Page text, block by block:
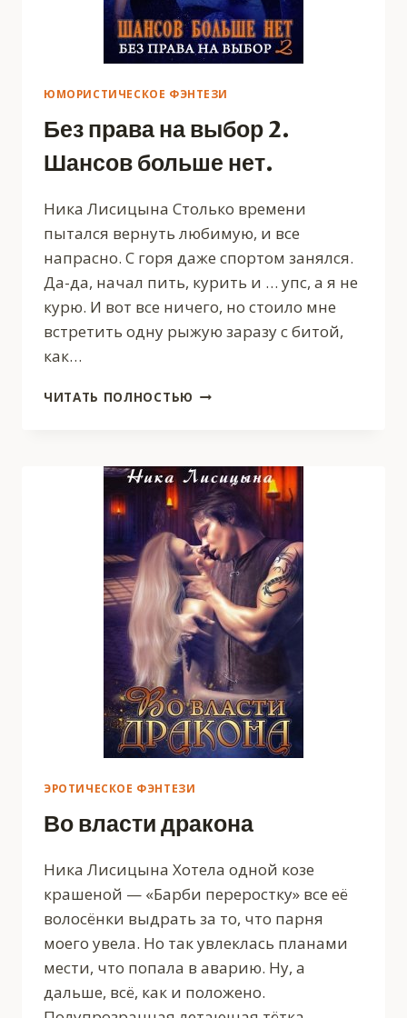
ЮМОРИСТИЧЕСКОЕ ФЭНТЕЗИ
Без права на выбор 2.
Шансов больше нет.
Ника Лисицына Столько времени
пытался вернуть любимую, и все
напрасно. С горя даже спортом занялся.
Да-да, начал пить, курить и … упс, а я не
курю. И вот все ничего, но стоило мне
встретить одну рыжую заразу с битой,
как…
ЧИТАТЬ ПОЛНОСТЬЮ БЕЗ
2.
ШАНСОВ
БОЛЬШЕ
НЕТ.
ЭРОТИЧЕСКОЕ ФЭНТЕЗИ
Во власти дракона
Ника Лисицына Хотела одной козе
крашеной — «Барби переростку» все её
волосёнки выдрать за то, что парня
моего увела. Но так увлеклась планами
мести, что попала в аварию. Ну, а
дальше, всё, как и положено.